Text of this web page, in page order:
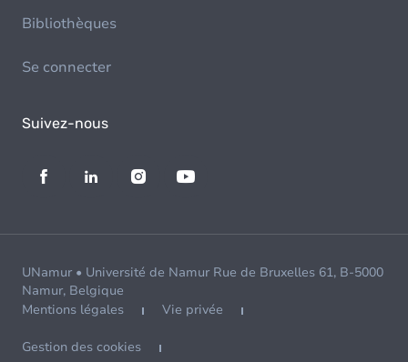
Bibliothèques
Se connecter
Suivez-nous
UNamur • Université de Namur Rue de Bruxelles 61, B-5000
Namur, Belgique
Mentions légales
Vie privée
Gestion des cookies